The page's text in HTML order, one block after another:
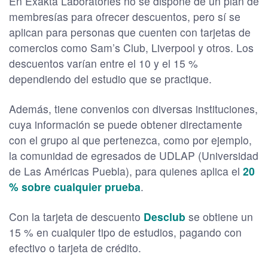
membresías para ofrecer descuentos, pero sí se
aplican para personas que cuenten con tarjetas de
comercios como Sam’s Club, Liverpool y otros. Los
descuentos varían entre el 10 y el 15 %
dependiendo del estudio que se practique.
Además, tiene convenios con diversas instituciones,
cuya información se puede obtener directamente
con el grupo al que pertenezca, como por ejemplo,
la comunidad de egresados de UDLAP (Universidad
de Las Américas Puebla), para quienes aplica el 20
% sobre cualquier prueba.
Con la tarjeta de descuento Desclub se obtiene un
15 % en cualquier tipo de estudios, pagando con
efectivo o tarjeta de crédito.